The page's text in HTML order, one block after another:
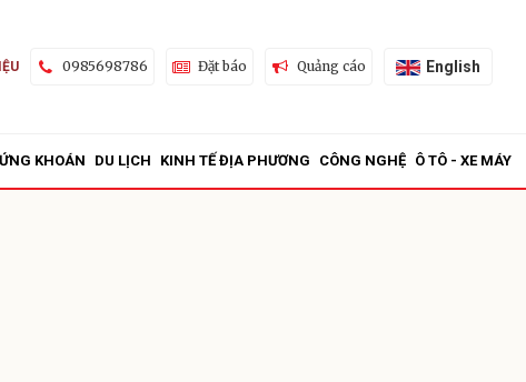
0985698786 Đặt báo Quảng cáo English
KHOÁN DU LỊCH KINH TẾ ĐỊA PHƯƠNG CÔNG NGHỆ Ô TÔ - XE MÁY